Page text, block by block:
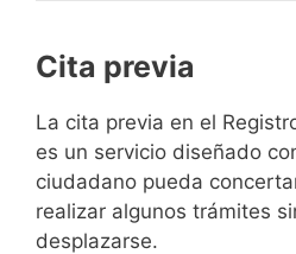
Cita previa
​​​​​​​​​​​​​​​​​​​​​​​​​​​​La cita previa en el
es un servicio diseñado
ciudadano pueda
realizar algunos trámites
desplazarse.​